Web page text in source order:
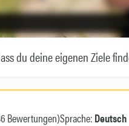
du deine eigenen Ziele
Bewertungen)Sprache: Deutsch